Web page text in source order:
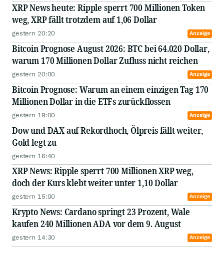
XRP News heute: Ripple sperrt 700 Millionen Token
weg, XRP fällt trotzdem auf 1,06 Dollar
gestern 20:20 Anzeige
Bitcoin Prognose August 2026: BTC bei 64.020 Dollar,
warum 170 Millionen Dollar Zufluss nicht reichen
gestern 20:00 Anzeige
Bitcoin Prognose: Warum an einem einzigen Tag 170
Millionen Dollar in die ETFs zurückflossen
gestern 19:00 Anzeige
Dow und DAX auf Rekordhoch, Ölpreis fällt weiter,
Gold legt zu
gestern 16:40
XRP News: Ripple sperrt 700 Millionen XRP weg,
doch der Kurs klebt weiter unter 1,10 Dollar
gestern 15:00 Anzeige
Krypto News: Cardano springt 23 Prozent, Wale
kaufen 240 Millionen ADA vor dem 9. August
gestern 14:30 Anzeige